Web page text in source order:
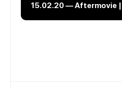
15.02.20 — Aftermovie |